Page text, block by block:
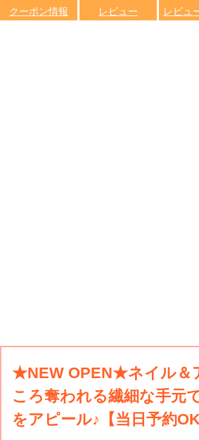
クーポン情報
レビュー レビュ
★NEW OPEN★ネイル＆
ころ奪われる繊細な手元
をアピール♪【当日予約OK